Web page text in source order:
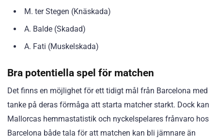
M. ter Stegen (Knäskada)
A. Balde (Skadad)
A. Fati (Muskelskada)
Bra potentiella spel för matchen
Det finns en möjlighet för ett tidigt mål från Barcelona med
tanke på deras förmåga att starta matcher starkt. Dock kan
Mallorcas hemmastatistik och nyckelspelares frånvaro hos
Barcelona både tala för att matchen kan bli jämnare än